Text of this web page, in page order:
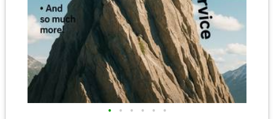
• • • • • •